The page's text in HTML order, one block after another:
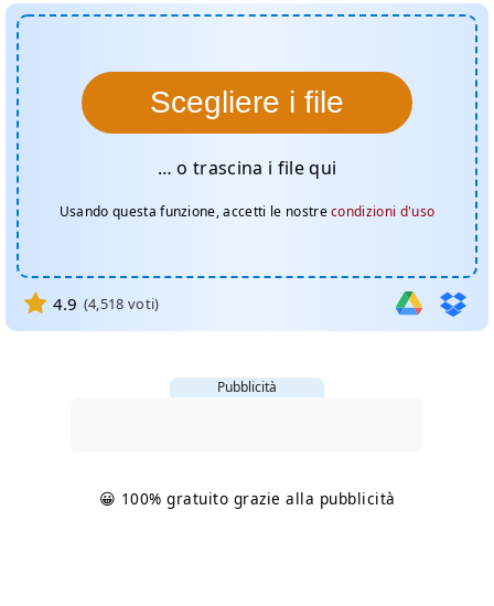
Scegliere i file
… o trascina i file qui
Usando questa funzione, accetti le nostrecondizioni d'uso
4.9 (4,518 voti)
Pubblicità
😀 100% gratuito grazie alla pubblicità